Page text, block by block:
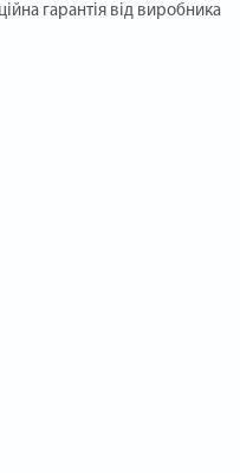
гарантія від виробника